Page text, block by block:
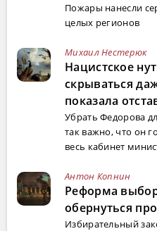
Пожары нанесли
целых регионов
Михаил Нестерюк
Нацистское
скрываться
показала
Убрать Федорова
так важно, что он
весь кабинет
Антон Копнин
Реформа
обернуться
Избирательный